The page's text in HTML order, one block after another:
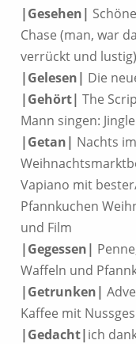
|Gesehen|
Chase (man, war
verrückt und lustig)
|Gelesen| Die
|Gehört| The
Mann singen:
|Getan| Nachts
Vapiano mit
Pfannkuchen
und Film
|Gegessen|
Waffeln und
|Getrunken|
Kaffee mit
|Gedacht|ich